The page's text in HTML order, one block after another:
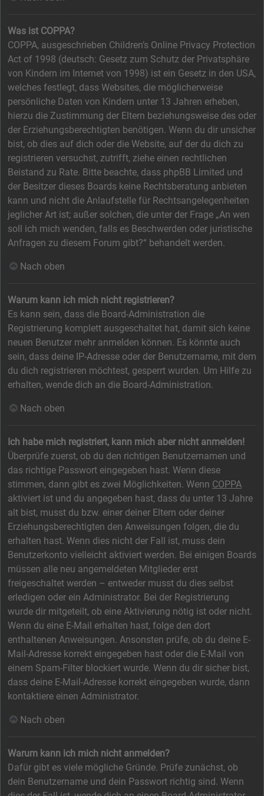
Was ist COPPA?
COPPA, ausgeschrieben Children’s Online Privacy Protection
Act of 1998 (deutsch: Gesetz zum Schutz der Privatsphäre
von Kindern im Internet von 1998) ist ein Gesetz in den USA,
welches festlegt, dass Websites, die möglicherweise
persönliche Daten von Kindern unter 13 Jahren erheben,
hierzu die Zustimmung der Eltern beziehungsweise des oder
der Erziehungsberechtigten benötigen. Wenn du dir unsicher
bist, ob dies auf dich oder die Website, auf der du dich zu
registrieren versuchst, zutrifft, ziehe einen rechtlichen
Beistand zu Rate. Bitte beachte, dass phpBB Limited und
der Besitzer dieses Boards keine Rechtsberatung anbieten
kann und nicht die Anlaufstelle für Rechtsangelegenheiten
jeglicher Art ist; außer solchen, die unter der Frage „An wen
soll ich mich wenden, falls es Beschwerden oder juristische
Anfragen zu diesem Forum gibt?“ behandelt werden.
Nach oben
Warum kann ich mich nicht registrieren?
Es kann sein, dass die Board-Administration die
Registrierung komplett ausgeschaltet hat, damit sich keine
neuen Benutzer mehr anmelden können. Es könnte auch
sein, dass deine IP-Adresse oder der Benutzername, mit dem
du dich registrieren möchtest, gesperrt wurden. Um Hilfe zu
erhalten, wende dich an die Board-Administration.
Nach oben
Ich habe mich registriert, kann mich aber nicht anmelden!
Überprüfe zuerst, ob du den richtigen Benutzernamen und
das richtige Passwort eingegeben hast. Wenn diese
stimmen, dann gibt es zwei Möglichkeiten. Wenn COPPA
aktiviert ist und du angegeben hast, dass du unter 13 Jahre
alt bist, musst du bzw. einer deiner Eltern oder deiner
Erziehungsberechtigten den Anweisungen folgen, die du
erhalten hast. Wenn dies nicht der Fall ist, muss dein
Benutzerkonto vielleicht aktiviert werden. Bei einigen Boards
müssen alle neu angemeldeten Mitglieder erst
freigeschaltet werden – entweder musst du dies selbst
erledigen oder ein Administrator. Bei der Registrierung
wurde dir mitgeteilt, ob eine Aktivierung nötig ist oder nicht.
Wenn du eine E-Mail erhalten hast, folge den dort
enthaltenen Anweisungen. Ansonsten prüfe, ob du deine E-
Mail-Adresse korrekt eingegeben hast oder die E-Mail von
einem Spam-Filter blockiert wurde. Wenn du dir sicher bist,
dass deine E-Mail-Adresse korrekt eingegeben wurde, dann
kontaktiere einen Administrator.
Nach oben
Warum kann ich mich nicht anmelden?
Dafür gibt es viele mögliche Gründe. Prüfe zunächst, ob
dein Benutzername und dein Passwort richtig sind. Wenn